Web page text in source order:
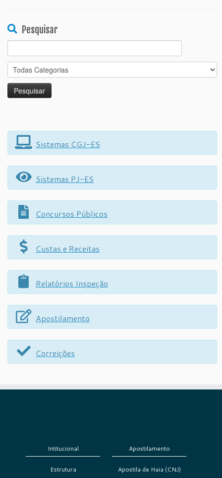
Pesquisar
Search
for:
Sistemas CGJ-ES
Sistemas PJ-ES
Concursos Públicos
Custas e Receitas
Relatórios Inspeção
Apostilamento
Correições
Intitucional
Estrutura
Apostilamento
Apostila de Haia (CNJ)